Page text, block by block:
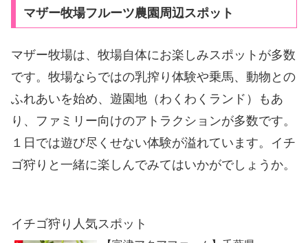
くこと。すなわち荷物は邪魔になります。ですから、両手...
マザー牧場フルーツ農園周辺スポット
マザー牧場は、牧場自体にお楽しみスポットが多数
です。牧場ならではの乳搾り体験や乗馬、動物との
ふれあいを始め、遊園地（わくわくランド）もあ
り、ファミリー向けのアトラクションが多数です。
１日では遊び尽くせない体験が溢れています。イチ
ゴ狩りと一緒に楽しんでみてはいかがでしょうか。
イチゴ狩り人気スポット